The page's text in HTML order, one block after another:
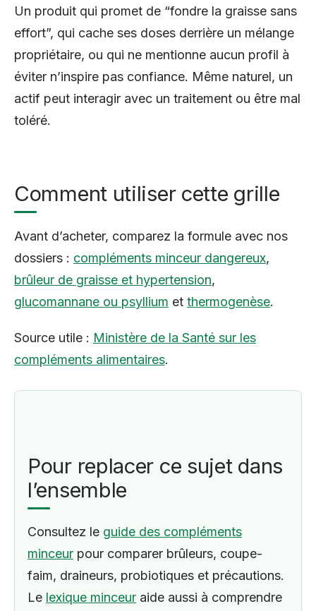
Un produit qui promet de “fondre la graisse sans
effort”, qui cache ses doses derrière un mélange
propriétaire, ou qui ne mentionne aucun profil à
éviter n’inspire pas confiance. Même naturel, un
actif peut interagir avec un traitement ou être mal
toléré.
Comment utiliser cette grille
Avant d’acheter, comparez la formule avec nos
dossiers : compléments minceur dangereux,
brûleur de graisse et hypertension,
glucomannane ou psyllium et thermogenèse.
Source utile : Ministère de la Santé sur les
compléments alimentaires.
Pour replacer ce sujet dans
l’ensemble
Consultez le guide des compléments
minceur pour comparer brûleurs, coupe-
faim, draineurs, probiotiques et précautions.
Le lexique minceur aide aussi à comprendre